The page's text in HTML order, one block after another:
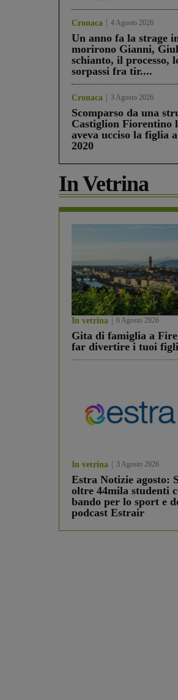
Cronaca 4 Agosto 2026
Un anno fa la strage
morirono Gianni,
schianto, il processo,
sorpassi fra tir....
Cronaca 3 Agosto 2026
Scomparso da una
Castiglion Fiorentino
aveva ucciso la figlia
2020
In Vetrina
In vetrina 6 Agosto 2026
Gita di famiglia a
far divertire i tuoi figli
In vetrina 3 Agosto 2026
Estra Notizie agosto:
oltre 44mila studenti
bando per lo sport e
podcast Estrair